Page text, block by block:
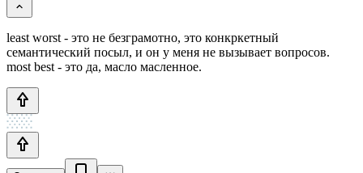
least worst - это не безграмотно, это конкркетный
семантический посыл, и он у меня не вызывает вопросов.
most best - это да, масло масленное.